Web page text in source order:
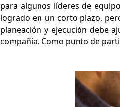
para algunos líderes de
logrado en un corto plazo,
planeación y ejecución debe
compañía. Como punto de